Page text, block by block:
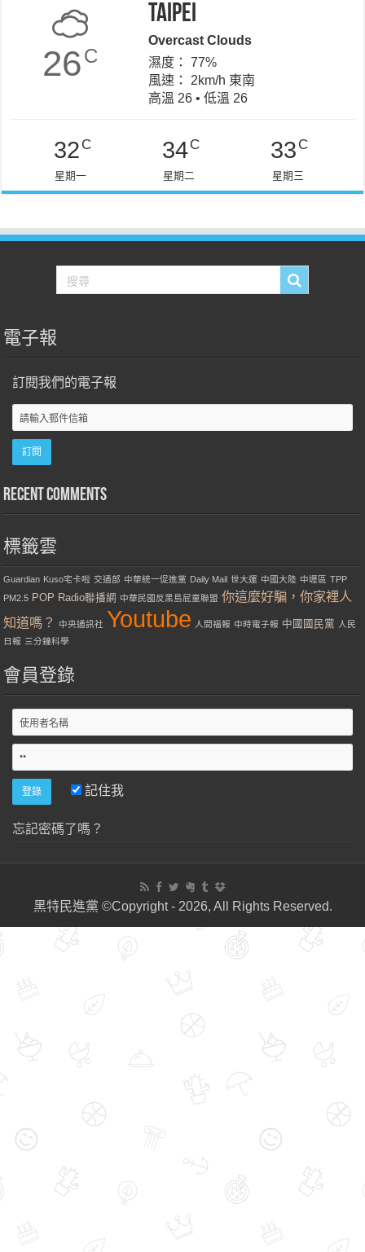
26C
Taipei
Overcast Clouds
濕度： 77%
風速： 2km/h 東南
高溫 26 • 低溫 26
32 C
星期一
34C
星期二
33 C
星期三
電子報
訂閱我們的電子報
Recent Comments
標籤雲
Guardian Kuso宅卡啦 交通部 中華統一促進黨 Daily Mail 世大運 中國大陸 中壢區 TPP
PM2.5 POP Radio聯播網 中華民國反黑島屁童聯盟 你這麼好騙，你家裡人
知道嗎？
中央通訊社 Youtube 人間福報 中時電子報 中國國民黨 人民
日報 三分鐘科學
會員登錄
記住我
忘記密碼了嗎？
黑特民進黨 ©Copyright - 2026, All Rights Reserved.